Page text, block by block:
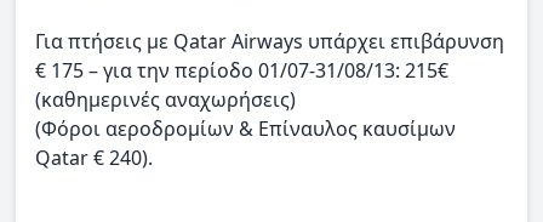
Για πτήσεις με Qatar Airways υπάρχει επιβάρυνση
€ 175 – για την περίοδο 01/07-31/08/13: 215€
(καθημερινές αναχωρήσεις)
(Φόροι αεροδρομίων & Επίναυλος καυσίμων
Qatar € 240).